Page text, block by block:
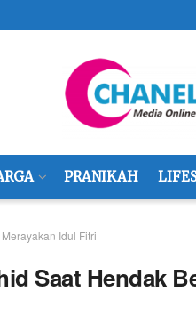
PRANIKAH
Idul Fitri
Saat Hendak